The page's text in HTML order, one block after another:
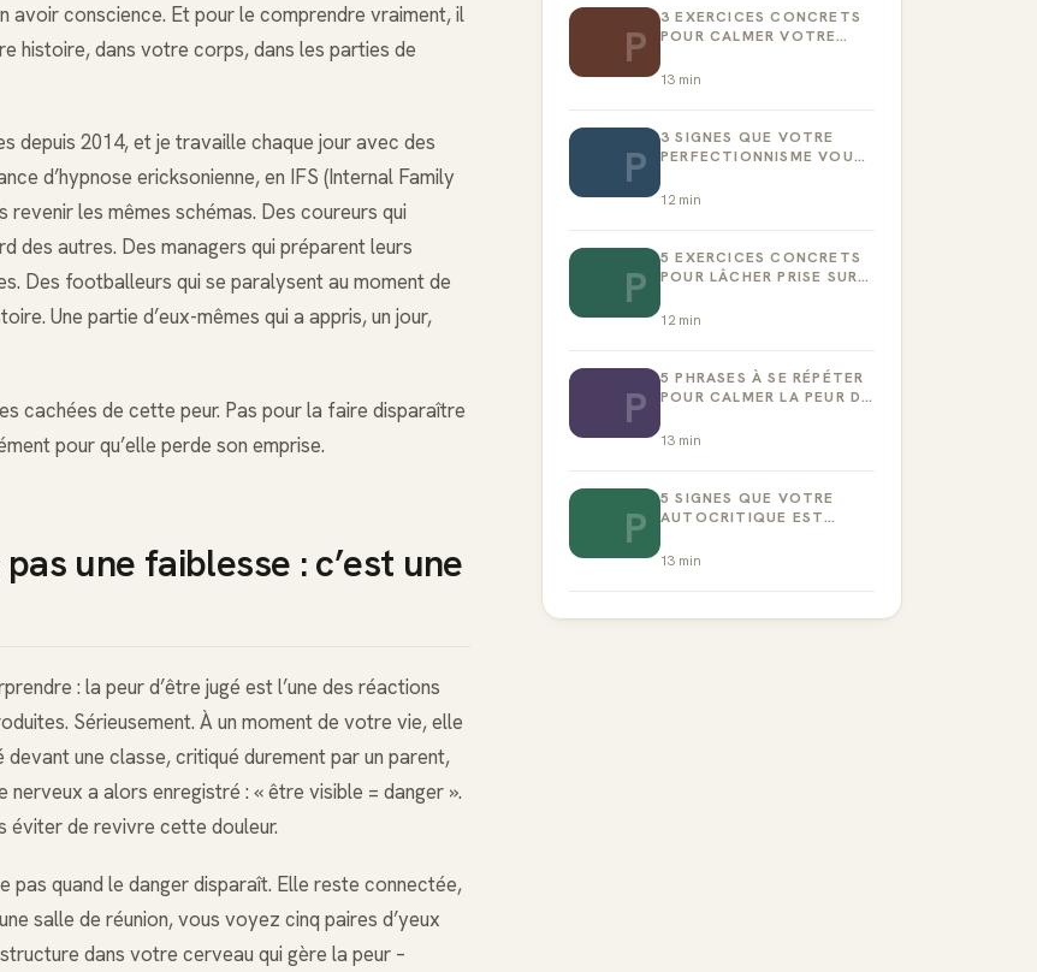
avoir conscience. Et pour le comprendre vraiment, il
histoire, dans votre corps, dans les parties de
depuis 2014, et je travaille chaque jour avec des
d’hypnose ericksonienne, en IFS (Internal Family
les mêmes schémas. Des coureurs qui
des autres. Des managers qui préparent leurs
Des footballeurs qui se paralysent au moment de
Une partie d’eux-mêmes qui a appris, un jour,
cachées de cette peur. Pas pour la faire disparaître
pour qu’elle perde son emprise.
une faiblesse : c’est une
: la peur d’être jugé est l’une des réactions
Sérieusement. À un moment de votre vie, elle
une classe, critiqué durement par un parent,
nerveux a alors enregistré : « être visible = danger ».
éviter de revivre cette douleur.
pas quand le danger disparaît. Elle reste connectée,
salle de réunion, vous voyez cinq paires d’yeux
dans votre cerveau qui gère la peur –
P
3 EXERCICES CONCRETS
POUR CALMER VOTRE
13 min
P
3 SIGNES QUE VOTRE
PERFECTIONNISME VOUS
12min
P
5 EXERCICES CONCRETS
POUR LÂCHER PRISE SUR
12min
P
5 PHRASES À SE RÉPÉTER
POUR CALMER LA PEUR DE
13 min
P
5 SIGNES QUE VOTRE
AUTOCRITIQUE EST
13 min